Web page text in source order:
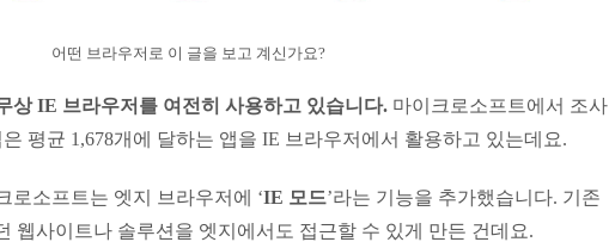
어떤 브라우저로 이 글을 보고 계신가요?
상 IE 브라우저를 여전히 사용하고 있습니다. 마이크로소프트에서 조사
평균 1,678개에 달하는 앱을 IE 브라우저에서 활용하고 있는데요.
로소프트는 엣지 브라우저에 ‘IE 모드’라는 기능을 추가했습니다. 기존
웹사이트나 솔루션을 엣지에서도 접근할 수 있게 만든 건데요.